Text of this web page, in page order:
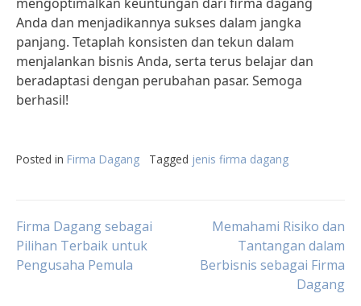
Anda dan menjadikannya sukses dalam jangka
panjang. Tetaplah konsisten dan tekun dalam
menjalankan bisnis Anda, serta terus belajar dan
beradaptasi dengan perubahan pasar. Semoga
berhasil!
Posted in Firma Dagang Tagged jenis firma dagang
Post
navigation
Firma Dagang sebagai
Pilihan Terbaik untuk
Pengusaha Pemula
Memahami Risiko dan
Tantangan dalam
Berbisnis sebagai Firma
Dagang